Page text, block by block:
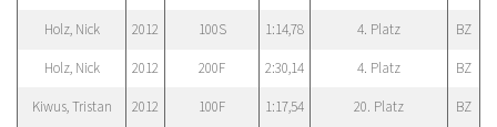
Holz, Nick 2012 100S 1:14,78 4. Platz BZ
Holz, Nick 2012 200F 2:30,14 4. Platz BZ
Kiwus, Tristan 2012 100F 1:17,54 20. Platz BZ